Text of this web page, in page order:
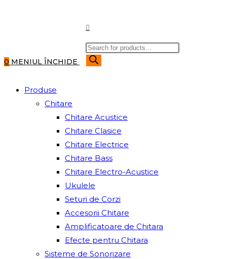
0 MENIUL ÎNCHIDE
Products
search
Produse
Chitare
Chitare Acustice
Chitare Clasice
Chitare Electrice
Chitare Bass
Chitare Electro-Acustice
Ukulele
Seturi de Corzi
Accesorii Chitare
Amplificatoare de Chitara
Efecte pentru Chitara
Sisteme de Sonorizare